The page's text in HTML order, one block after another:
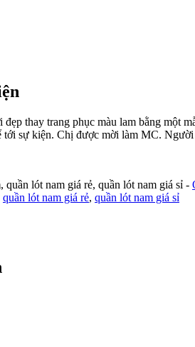
thay trang phục màu lam bằng một
sự kiện. Chị được mời làm MC.
lót nam giá rẻ, quần lót nam giá sỉ -
quần lót nam giá rẻ, quần lót nam giá sỉ